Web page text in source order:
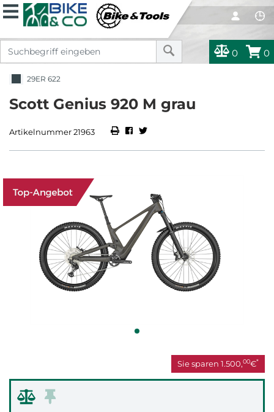
0 0
29ER 622
Scott Genius 920 M grau
Artikelnummer 21963
Sie sparen 1.500,00€*